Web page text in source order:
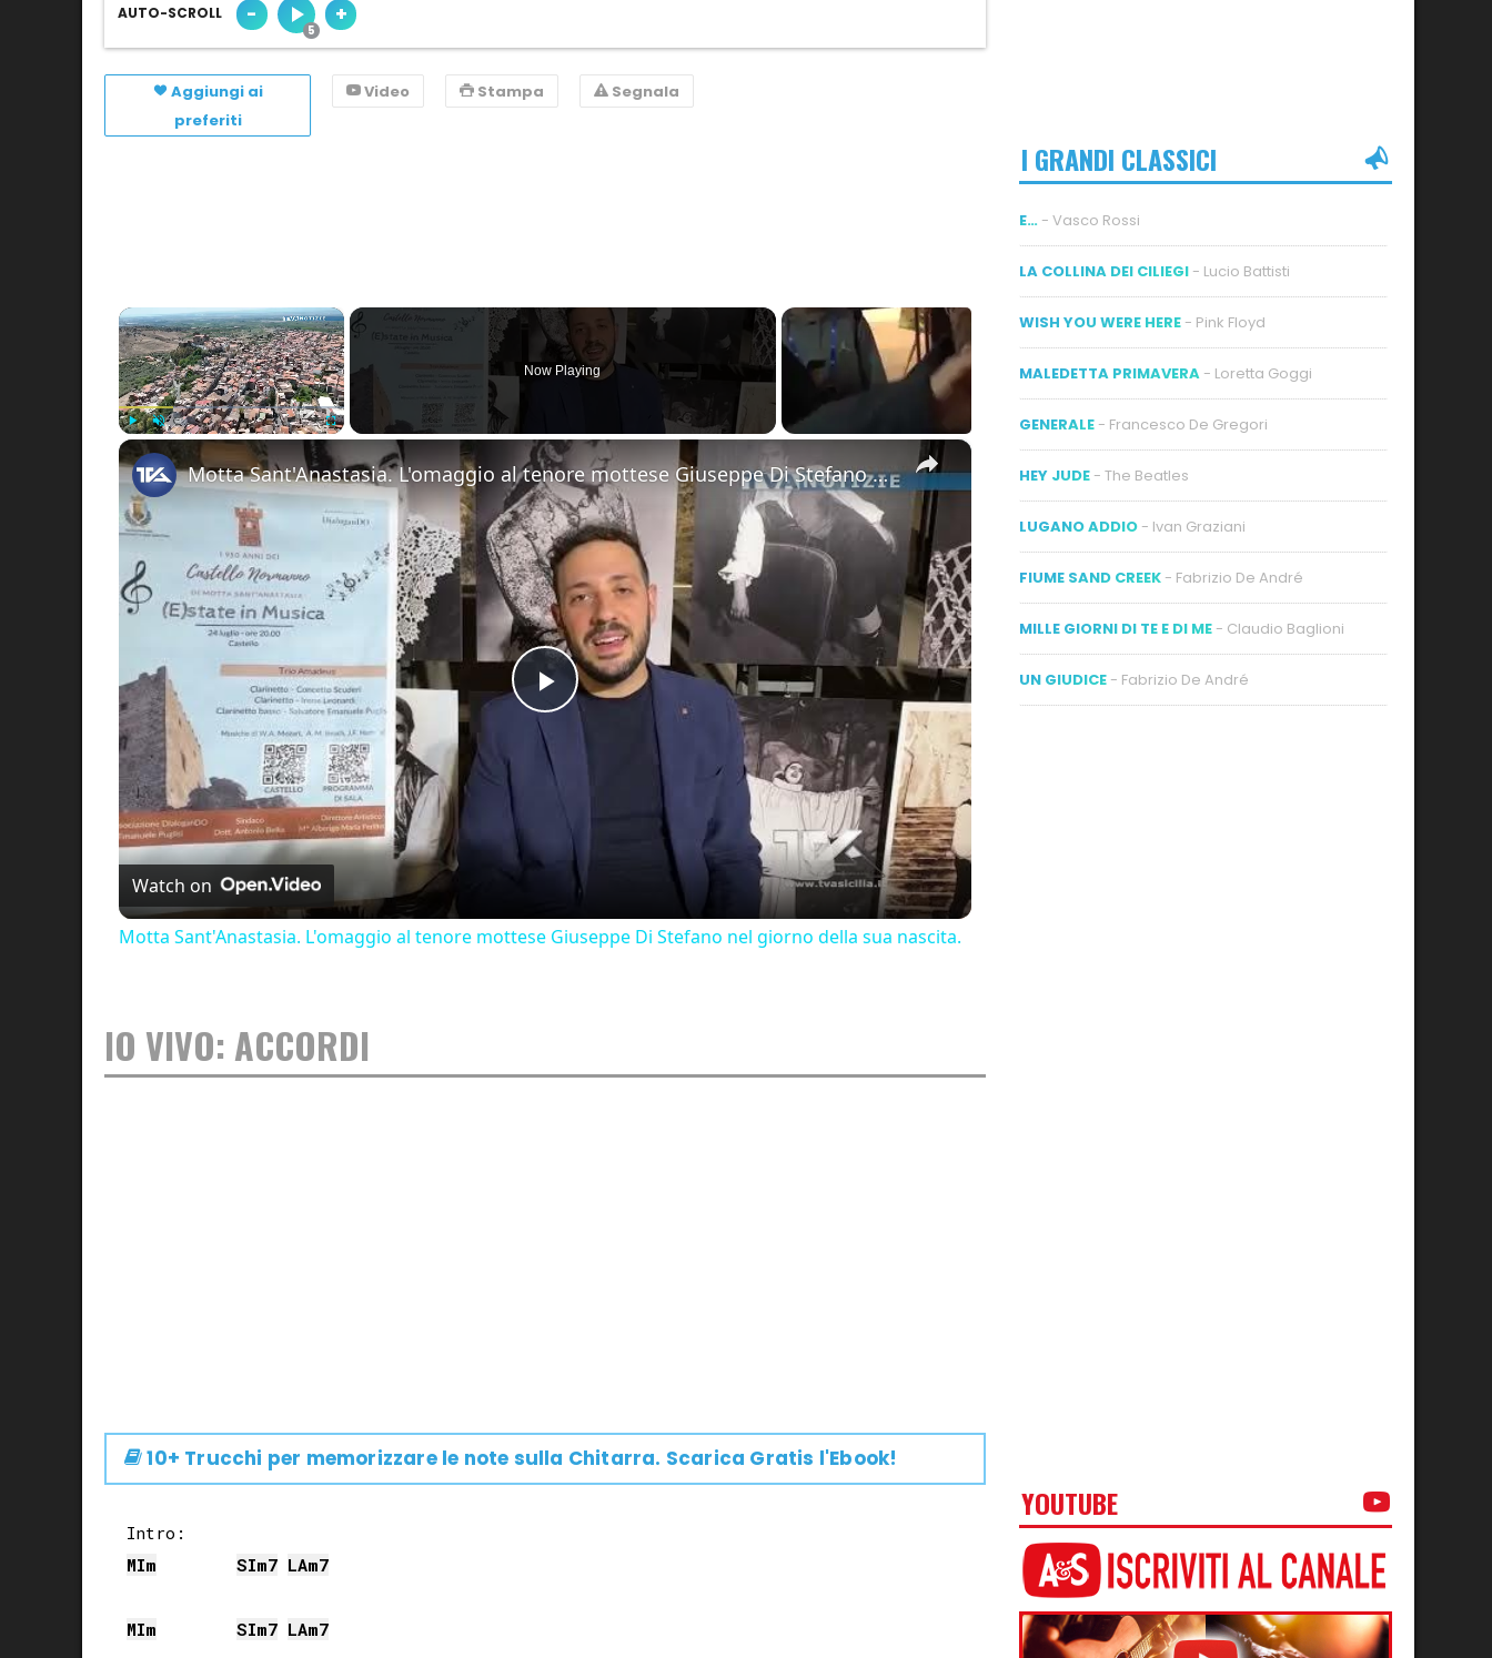
AUTO-SCROLL - +
Aggiungi ai
preferiti
Video Stampa Segnala
×
Play
Now Playing
×
Play
Video
Motta Sant'Anastasia. L'omaggio al tenore mottese Giuseppe Di Stefano nel giorno della sua nascita.
Watch on
Motta Sant'Anastasia. L'omaggio al tenore mottese Giuseppe Di Stefano nel giorno della sua nascita.
IO VIVO: ACCORDI
10+ Trucchi per memorizzare le note sulla Chitarra. Scarica Gratis l'Ebook!
MIm SIm7 LAm7
MIm SIm7 LAm7
I GRANDI CLASSICI
E… - Vasco Rossi
LA COLLINA DEI CILIEGI - Lucio Battisti
WISH YOU WERE HERE - Pink Floyd
MALEDETTA PRIMAVERA - Loretta Goggi
GENERALE - Francesco De Gregori
HEY JUDE - The Beatles
LUGANO ADDIO - Ivan Graziani
FIUME SAND CREEK - Fabrizio De André
MILLE GIORNI DI TE E DI ME - Claudio Baglioni
UN GIUDICE - Fabrizio De André
YOUTUBE